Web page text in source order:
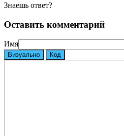
Знаешь ответ?
Оставить комментарий
Имя
Визуально Код